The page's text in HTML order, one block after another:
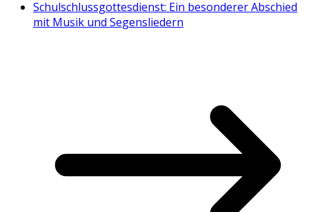
Schulschlussgottesdienst: Ein besonderer Abschied
mit Musik und Segensliedern